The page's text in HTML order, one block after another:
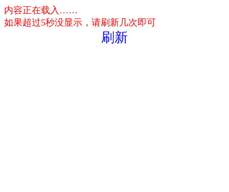
内容正在载入……
如果超过5秒没显示，请刷新几次即可
刷新